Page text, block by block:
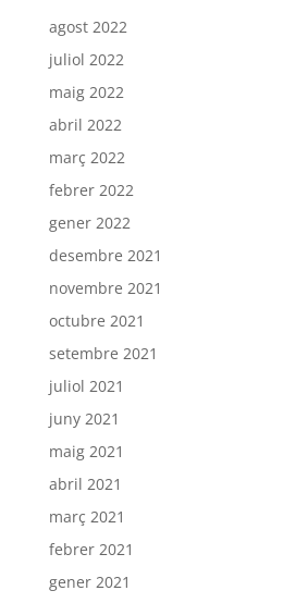
agost 2022
juliol 2022
maig 2022
abril 2022
març 2022
febrer 2022
gener 2022
desembre 2021
novembre 2021
octubre 2021
setembre 2021
juliol 2021
juny 2021
maig 2021
abril 2021
març 2021
febrer 2021
gener 2021